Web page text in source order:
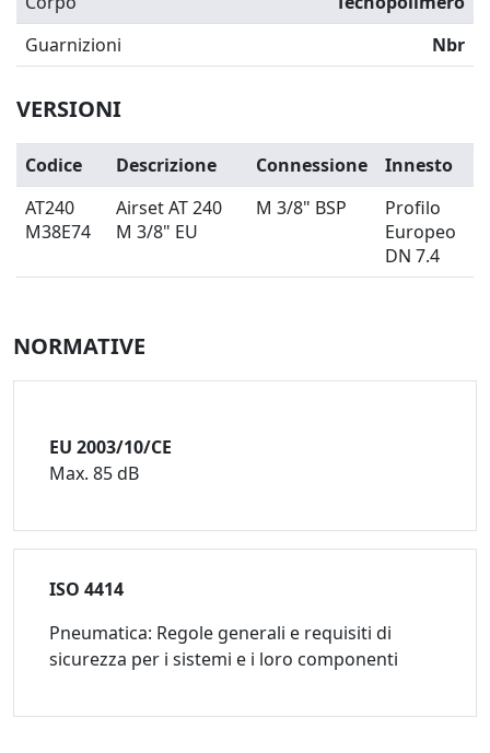
Guarnizioni
Nbr
VERSIONI
Codice Descrizione Connessione
Innesto
AT240
M38E74
Airset AT 240
M 3/8" EU
M 3/8" BSP
Profilo
Europeo
DN 7.4
NORMATIVE
EU 2003/10/CE
Max. 85 dB
ISO 4414
Pneumatica: Regole generali e requisiti di
sicurezza per i sistemi e i loro componenti